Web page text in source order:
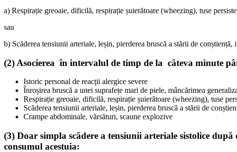
a) Respirație greoaie, dificilă, respirație șuierătoare (wheezing), tuse
sau
b) Scăderea tensiunii arteriale, leșin, pierderea bruscă a stării de
(2) Asocierea în intervalul de timp de la câteva minute
Istoric personal de reacții alergice severe
Înroșirea bruscă a unei suprafețe mari de piele, mâncărimea
Respirație greoaie, dificilă, respirație șuierătoare (wheezing), tuse
Scăderea tensiunii arteriale, leșin, pierderea bruscă a stării de
Crampe abdominale, vărsături, scaune explozive
(3) Doar simpla scădere a tensiunii arteriale sistolice
consumul acestuia: